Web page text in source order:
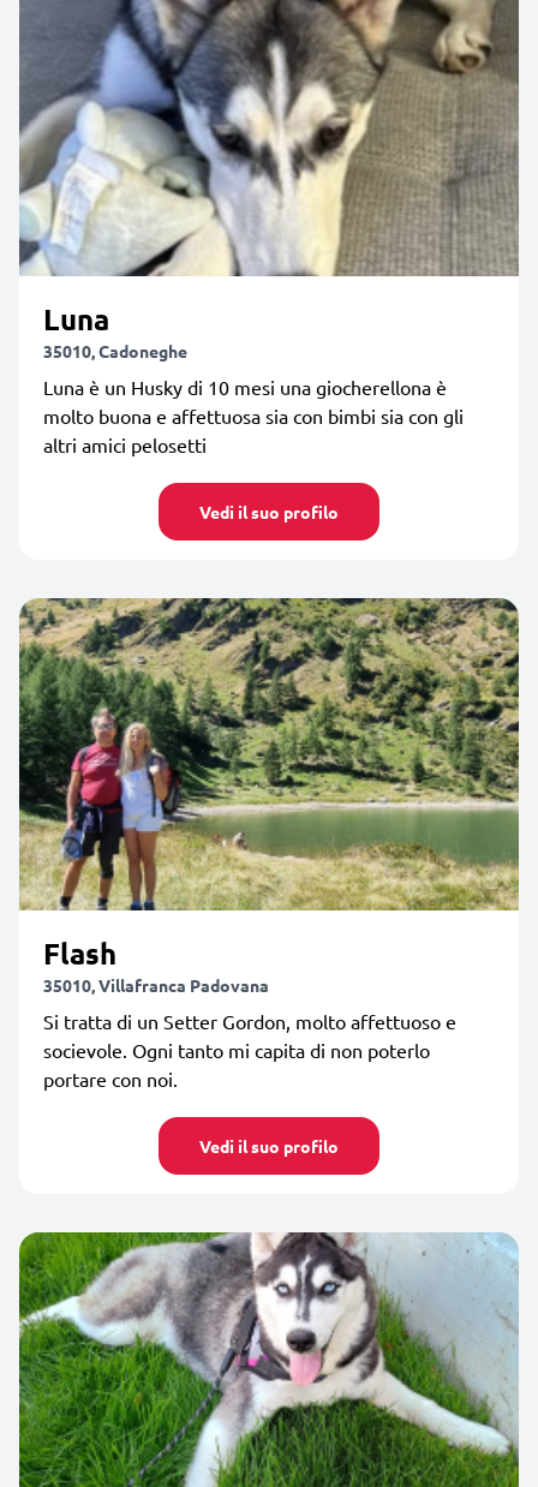
Luna
35010, Cadoneghe
Luna è un Husky di 10 mesi una giocherellona è
molto buona e affettuosa sia con bimbi sia con gli
altri amici pelosetti
Vedi il suo profilo
Flash
35010, Villafranca Padovana
Si tratta di un Setter Gordon, molto affettuoso e
socievole. Ogni tanto mi capita di non poterlo
portare con noi.
Vedi il suo profilo